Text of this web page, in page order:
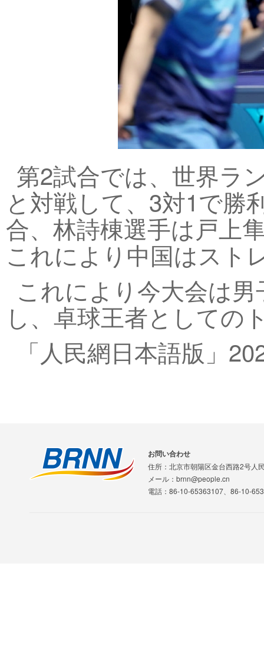
第2試合では、世界ラ
と対戦して、3対1で勝
合、林詩棟選手は戸上
これにより中国はスト
これにより今大会は
し、卓球王者としての
「人民網日本語版」
お問い合わせ
住所：北京市朝陽区金台西路2号人
メール：brnn@people.cn
電話：86-10-65363107、86-10-